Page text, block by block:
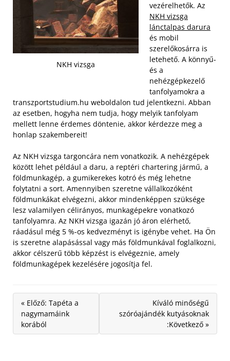
NKH vizsga
vezérelhetők. Az
NKH vizsga
lánctalpas darura
és mobil
szerelőkosárra is
letehető. A könnyű-
és a
nehézgépkezelő
tanfolyamokra a
transzportstudium.hu weboldalon tud jelentkezni. Abban
az esetben, hogyha nem tudja, hogy melyik tanfolyam
mellett lenne érdemes döntenie, akkor kérdezze meg a
honlap szakembereit!
Az NKH vizsga targoncára nem vonatkozik. A nehézgépek
között lehet például a daru, a reptéri chartering jármű, a
földmunkagép, a gumikerekes kotró és még lehetne
folytatni a sort. Amennyiben szeretne vállalkozóként
földmunkákat elvégezni, akkor mindenképpen szüksége
lesz valamilyen célirányos, munkagépekre vonatkozó
tanfolyamra. Az NKH vizsga igazán jó áron elérhető,
ráadásul még 5 %-os kedvezményt is igénybe vehet. Ha Ön
is szeretne alapásással vagy más földmunkával foglalkozni,
akkor célszerű több képzést is elvégeznie, amely
földmunkagépek kezelésére jogosítja fel.
« Előző: Tapéta a
nagymamáink
korából
Kíváló minőségű
szóróajándék kutyásoknak
:Következő »